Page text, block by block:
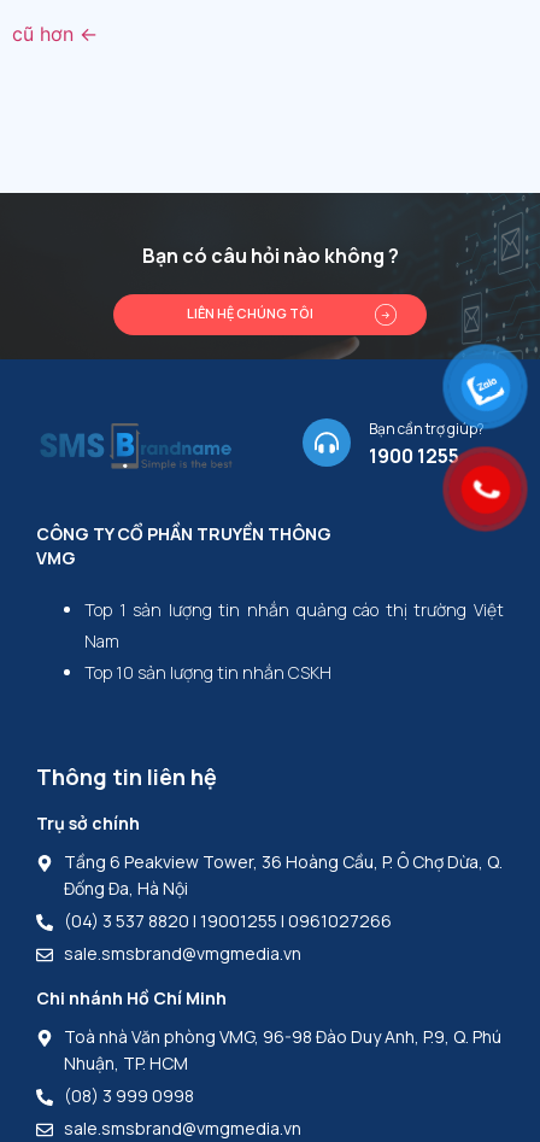
cũ hơn ←
Bạn có câu hỏi nào không ?
LIÊN HỆ CHÚNG TÔI
Bạn cần trợ giúp?
1900 1255
CÔNG TY CỔ PHẦN TRUYỀN THÔNG
VMG
Top 1 sản lượng tin nhắn quảng cáo thị trường Việt
Nam
Top 10 sản lượng tin nhắn CSKH
Thông tin liên hệ
Trụ sở chính
Tầng 6 Peakview Tower, 36 Hoàng Cầu, P. Ô Chợ Dừa, Q.
Đống Đa, Hà Nội
(04) 3 537 8820 | 19001255 | 0961027266
sale.smsbrand@vmgmedia.vn
Chi nhánh Hồ Chí Minh
Toà nhà Văn phòng VMG, 96-98 Đào Duy Anh, P.9, Q. Phú
Nhuận, TP. HCM
(08) 3 999 0998
sale.smsbrand@vmgmedia.vn